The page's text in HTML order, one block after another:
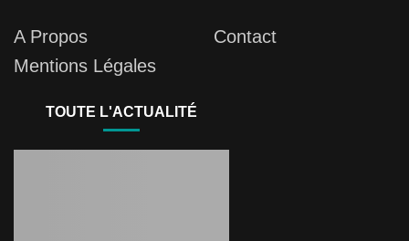
A Propos
Contact
Mentions Légales
TOUTE L'ACTUALITÉ